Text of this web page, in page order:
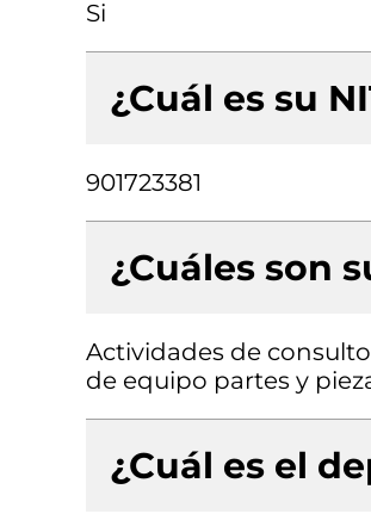
Si
¿Cuál es su
901723381
¿Cuáles son
Actividades de
de equipo partes y
¿Cuál es el